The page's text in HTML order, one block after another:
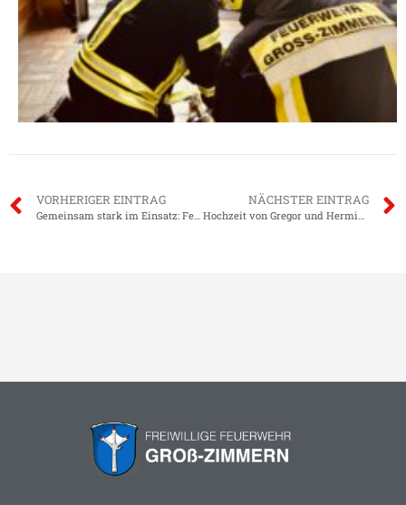
VORHERIGER EINTRAG NÄCHSTER EINTRAG